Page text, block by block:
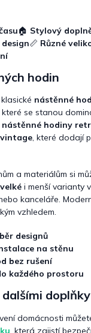
á
d
í
r
v
k
y
p
i
s
u
🏠 Stylový
📏 Různé
hodin
nástěnné
které se stanou
nástěnné hodiny
, které dodají
a materiálům si
i menší varianty
kanceláře.
vzhledem.
designů
na stěnu
bez rušení
každého prostoru
dalšími doplňky
domácnosti
, která zajistí